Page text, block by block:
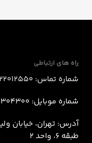
راه های ارتباطی
شماره تماس: 02122012550
شماره موبایل: 09125304300
آدرس: تهران، خیابان
طبقه 6، واحد 2